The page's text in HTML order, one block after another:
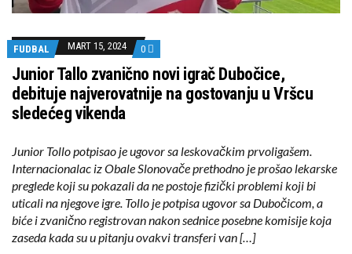
FUDBAL MART 15, 2024 0
Junior Tallo zvanično novi igrač Dubočice,
debituje najverovatnije na gostovanju u Vršcu
sledećeg vikenda
Junior Tollo potpisao je ugovor sa leskovačkim prvoligašem.
Internacionalac iz Obale Slonovače prethodno je prošao lekarske
preglede koji su pokazali da ne postoje fizički problemi koji bi
uticali na njegove igre. Tollo je potpisa ugovor sa Dubočicom, a
biće i zvanično registrovan nakon sednice posebne komisije koja
zaseda kada su u pitanju ovakvi transferi van […]